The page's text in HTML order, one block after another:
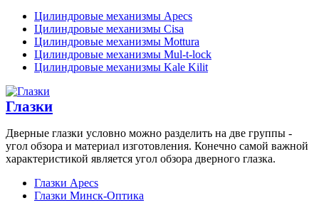
Цилиндровые механизмы Apecs
Цилиндровые механизмы Cisa
Цилиндровые механизмы Mottura
Цилиндровые механизмы Mul-t-lock
Цилиндровые механизмы Kale Kilit
Глазки
Дверные глазки условно можно разделить на две группы -
угол обзора и материал изготовления. Конечно самой важной
характеристикой является угол обзора дверного глазка.
Глазки Apecs
Глазки Минск-Оптика